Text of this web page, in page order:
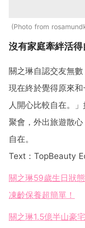
Photo from
沒有家庭牽絆活得
關之琳自認交友無
現在終於覺得原來
人開心比較自在。
聚會，外出旅遊散
自在。
Text：TopBeauty
關之琳59歲生日狀
凍齡保養超簡單！
關之琳1.5億半山豪